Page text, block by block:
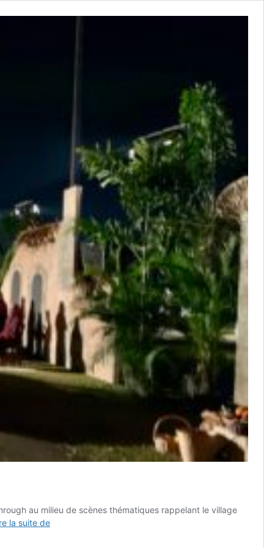
au milieu de scènes thématiques rappelant le village
la suite deFort